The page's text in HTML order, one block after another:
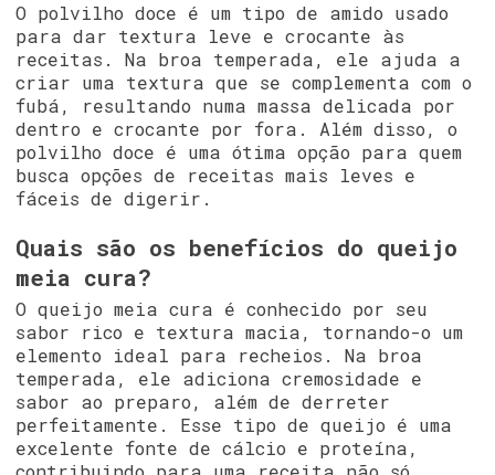
O polvilho doce é um tipo de amido usado
para dar textura leve e crocante às
receitas. Na broa temperada, ele ajuda a
criar uma textura que se complementa com o
fubá, resultando numa massa delicada por
dentro e crocante por fora. Além disso, o
polvilho doce é uma ótima opção para quem
busca opções de receitas mais leves e
fáceis de digerir.
Quais são os benefícios do queijo
meia cura?
O queijo meia cura é conhecido por seu
sabor rico e textura macia, tornando-o um
elemento ideal para recheios. Na broa
temperada, ele adiciona cremosidade e
sabor ao preparo, além de derreter
perfeitamente. Esse tipo de queijo é uma
excelente fonte de cálcio e proteína,